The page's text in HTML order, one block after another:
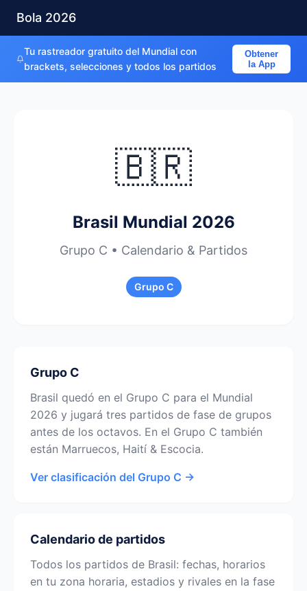
Bola 2026
Tu rastreador gratuito del Mundial con
brackets, selecciones y todos los partidos
Obtener
la App
🇧🇷
Brasil Mundial 2026
Grupo C • Calendario & Partidos
Grupo C
Grupo C
Brasil quedó en el Grupo C para el Mundial
2026 y jugará tres partidos de fase de grupos
antes de los octavos. En el Grupo C también
están Marruecos, Haití & Escocia.
Ver clasificación del Grupo C →
Calendario de partidos
Todos los partidos de Brasil: fechas, horarios
en tu zona horaria, estadios y rivales en la fase